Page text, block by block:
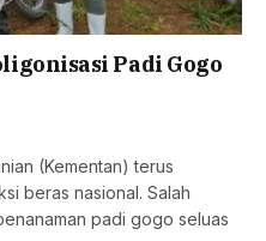
Padi Gogo
(Kementan) terus
beras nasional. Salah
padi gogo seluas